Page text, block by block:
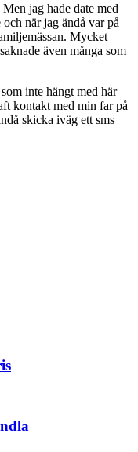
jag hade date med
när jag ändå var på
Mycket
även många som
inte hängt med här
kontakt med min far på
skicka iväg ett sms